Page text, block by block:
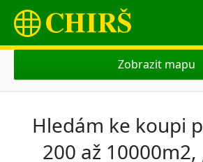
Zobrazit mapu
Hledám ke koupi
200 až 10000m2,